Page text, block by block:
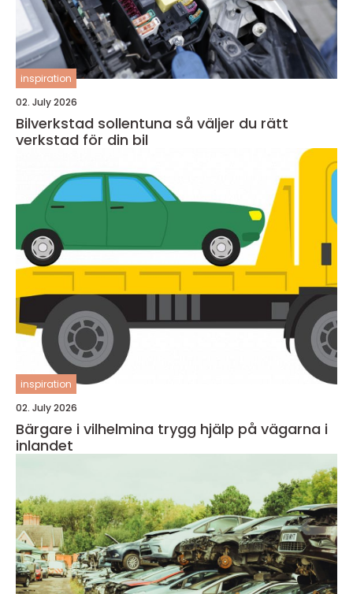
inspiration
02. July 2026
Bilverkstad sollentuna så väljer du rätt
verkstad för din bil
inspiration
02. July 2026
Bärgare i vilhelmina trygg hjälp på vägarna i
inlandet